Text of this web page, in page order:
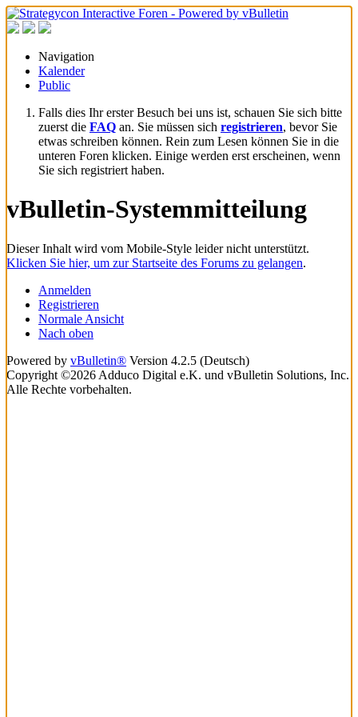
Navigation
Kalender
Public
Falls dies Ihr erster Besuch bei uns ist, schauen Sie sich bitte
zuerst die FAQ an. Sie müssen sich registrieren, bevor Sie
etwas schreiben können. Rein zum Lesen können Sie in die
unteren Foren klicken. Einige werden erst erscheinen, wenn
Sie sich registriert haben.
vBulletin-Systemmitteilung
Dieser Inhalt wird vom Mobile-Style leider nicht unterstützt.
Klicken Sie hier, um zur Startseite des Forums zu gelangen.
Anmelden
Registrieren
Normale Ansicht
Nach oben
Powered by vBulletin® Version 4.2.5 (Deutsch)
Copyright ©2026 Adduco Digital e.K. und vBulletin Solutions, Inc.
Alle Rechte vorbehalten.